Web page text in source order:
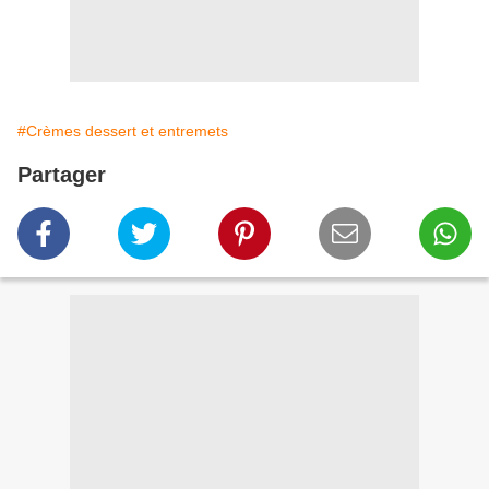
#Crèmes dessert et entremets
Partager